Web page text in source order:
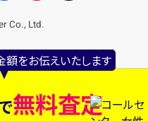
額をお伝えいたします
無料査定
Co., Ltd.